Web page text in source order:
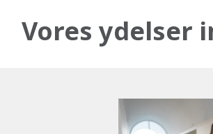
Vores ydelser